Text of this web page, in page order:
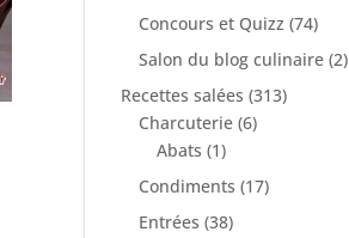
Concours et Quizz (74)
Salon du blog culinaire(2)
Recettes salées (313)
Charcuterie(6)
Abats (1)
Condiments (17)
Entrées (38)